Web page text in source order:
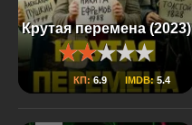
Крутая перемена (2023)
КП:6.9 IMDB:5.4